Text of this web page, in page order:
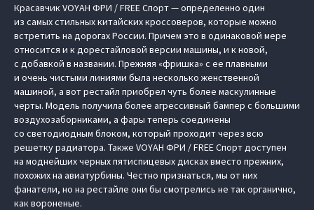
Красавчик VOYAH ФРИ / FREE Спорт — определенно один
из самых стильных китайских кроссоверов, которые можно
встретить на дорогах России. Причем это в одинаковой мере
относится и к дорестайловой версии машины, и к новой,
с добавкой в названии. Прежняя «фришка» с ее плавными
и очень чистыми линиями была несколько женственной
машиной, а вот рестайл приобрел чуть более маскулинные
черты. Модель получила более агрессивный бампер с большими
воздухозаборниками, а фары теперь соединены
со светодиодным блоком, который проходит через всю
решетку радиатора. Также VOYAH ФРИ / FREE Спорт доступен
на моднейших черных пятиспицевых дисках вместо прежних,
похожих на авиатурбины. Честно признаться, мы от них
фанатели, но на рестайле они бы смотрелись не так органично,
как вороненые.